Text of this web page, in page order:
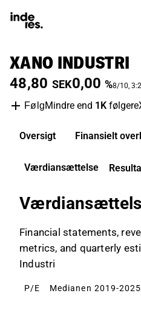
XANO INDUSTRI
48,80 SEK0,00 %8/10,
FølgMindre end 1K følgere
Oversigt Finansielt
Værdiansættelse
Financial statements,
metrics, and quarterly
Industri
P/E Medianen 2019-2025